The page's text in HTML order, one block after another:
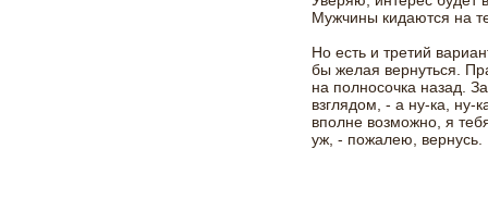
Мужчины кидаются на
Но есть и третий
бы желая вернуться.
на полносочка назад.
взглядом, - а ну-ка, ну-
вполне возможно, я
уж, - пожалею, вернусь.